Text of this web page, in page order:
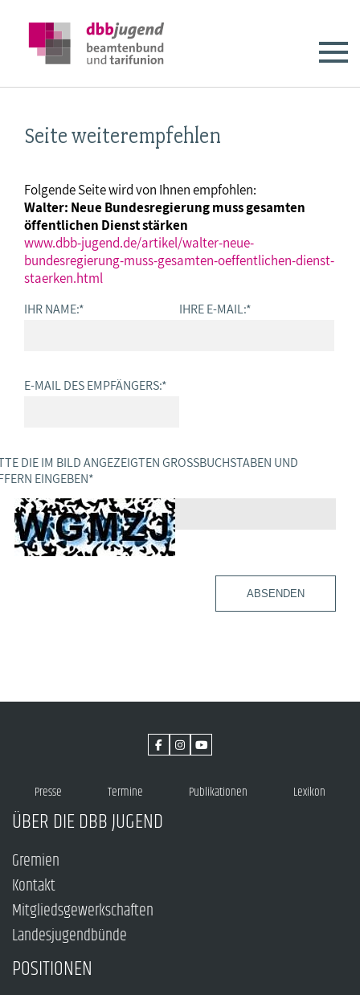
Seite weiterempfehlen
Folgende Seite wird von Ihnen empfohlen:
Walter: Neue Bundesregierung muss gesamten
öffentlichen Dienst stärken
www.dbb-jugend.de/artikel/walter-neue-
bundesregierung-muss-gesamten-oeffentlichen-dienst-
staerken.html
IHR NAME:* IHRE E-MAIL:*
E-MAIL DES EMPFÄNGERS:*
DIE IM BILD ANGEZEIGTEN GROSSBUCHSTABEN UND Z
EINGEBEN *
ABSENDEN
Presse Termine Publikationen Lexikon
ÜBER DIE DBB JUGEND
Gremien
Kontakt
Mitgliedsgewerkschaften
Landesjugendbünde
POSITIONEN